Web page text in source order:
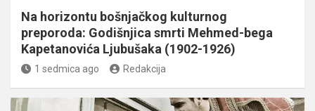
Na horizontu bošnjačkog kulturnog
preporoda: Godišnjica smrti Mehmed-bega
Kapetanovića Ljubušaka (1902-1926)
1 sedmica ago Redakcija